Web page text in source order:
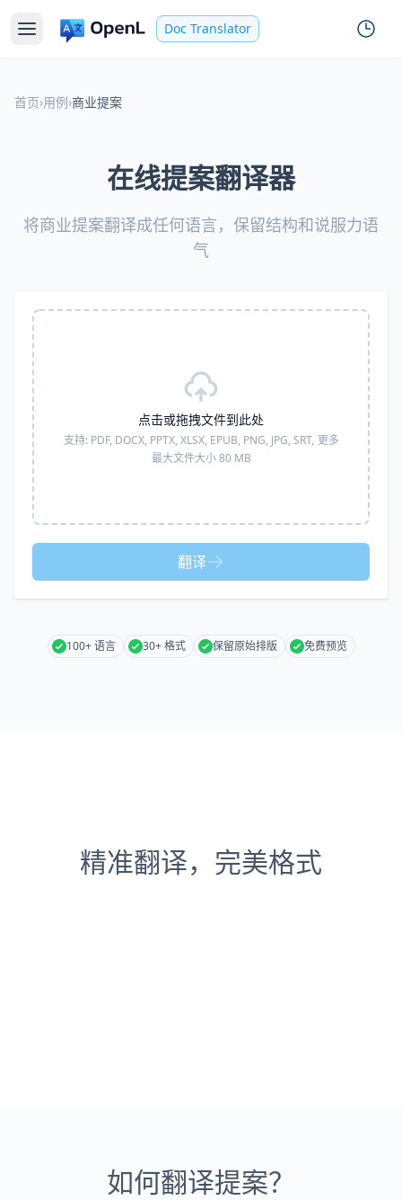
Doc Translator
首页›用例›商业提案
在线提案翻译器
将商业提案翻译成任何语言，保留结构和说服力语
气
点击或拖拽文件到此处
支持: PDF, DOCX, PPTX, XLSX, EPUB, PNG, JPG, SRT, 更多
最大文件大小 80 MB
翻译
100+ 语言 30+ 格式 保留原始排版 免费预览
精准翻译，完美格式
如何翻译提案？